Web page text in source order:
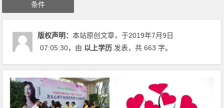
条件
版权声明：本站原创文章，于2019年7月9日
07:05:30，由 以上学历 发表，共 663 字。